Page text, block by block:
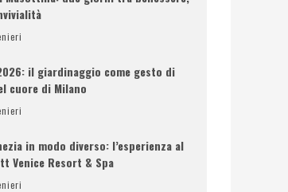
il giardinaggio come gesto di
cuore di Milano
in modo diverso: l’esperienza al
Venice Resort & Spa